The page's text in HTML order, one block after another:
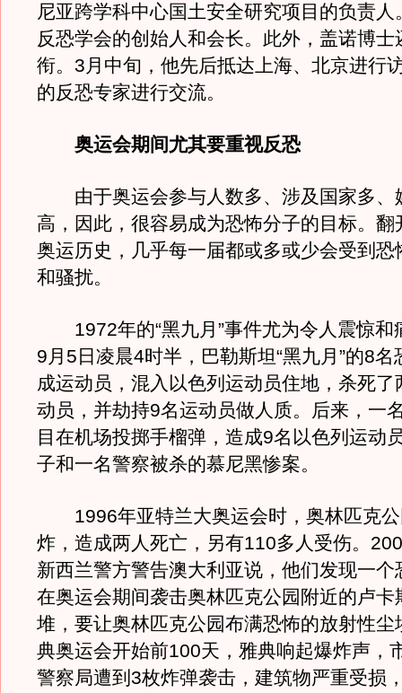
尼亚跨学科中心国土安全研究项目的负责人
反恐学会的创始人和会长。此外，盖诺博士
衔。3月中旬，他先后抵达上海、北京进行
的反恐专家进行交流。
奥运会期间尤其要重视反恐
由于奥运会参与人数多、涉及国家多、
高，因此，很容易成为恐怖分子的目标。翻
奥运历史，几乎每一届都或多或少会受到恐
和骚扰。
1972年的“黑九月”事件尤为令人震惊和
9月5日凌晨4时半，巴勒斯坦“黑九月”的8
成运动员，混入以色列运动员住地，杀死了
动员，并劫持9名运动员做人质。后来，一
目在机场投掷手榴弹，造成9名以色列运动
子和一名警察被杀的慕尼黑惨案。
1996年亚特兰大奥运会时，奥林匹克公
炸，造成两人死亡，另有110多人受伤。
新西兰警方警告澳大利亚说，他们发现一个
在奥运会期间袭击奥林匹克公园附近的卢卡
堆，要让奥林匹克公园布满恐怖的放射性
典奥运会开始前100天，雅典响起爆炸声，
警察局遭到3枚炸弹袭击，建筑物严重受损